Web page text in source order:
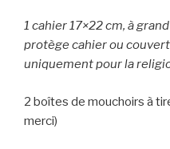
1 cahier 17×22 cm, à
protège cahier ou
uniquement pour la
2 boîtes de mouchoirs à
merci)